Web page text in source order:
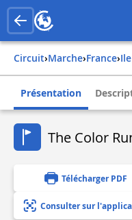
Circuit› Marche› france›
Présentation
The Color
Télécharger PDF
Consulter sur